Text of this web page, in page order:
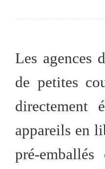
Les agences
de petites
directement
appareils en
pré-